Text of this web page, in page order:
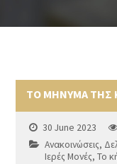
ΤΟ ΜΗΝΥΜΑ ΤΗΣ
30 June 2023
Ανακοινώσεις,
Ιερές Μονές,Το